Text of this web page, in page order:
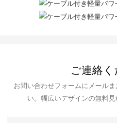
ご連絡く
お問い合わせフォームにメール
い。幅広いデザインの無料見